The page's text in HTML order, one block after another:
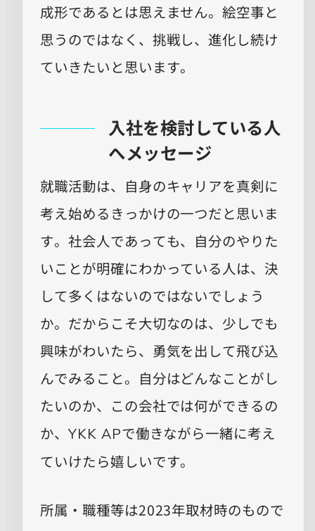
成形であるとは思えません。絵空事と
思うのではなく、挑戦し、進化し続け
ていきたいと思います。
入社を検討している人
へメッセージ
就職活動は、自身のキャリアを真剣に
考え始めるきっかけの一つだと思いま
す。社会人であっても、自分のやりた
いことが明確にわかっている人は、決
して多くはないのではないでしょう
か。だからこそ大切なのは、少しでも
興味がわいたら、勇気を出して飛び込
んでみること。自分はどんなことがし
たいのか、この会社では何ができるの
か、 YKK APで働きながら一緒に考え
ていけたら嬉しいです。
所属・職種等は2023年取材時のもので